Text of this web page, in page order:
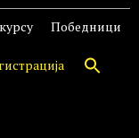
Победници